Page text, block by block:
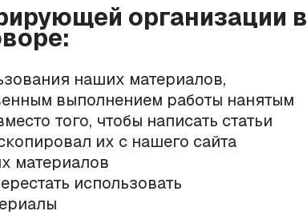
организации в
наших материалов,
выполнением работы нанятым
того, чтобы написать статьи
их с нашего сайта
материалов
использовать